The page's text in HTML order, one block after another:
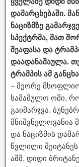
დამარცხებაში.
ნაციზმზე
სპექტრმა, მათ
შეაფასა და
დაადანაშაულა.
ტრამპის ამ
– მეორე
სამამულო ომი,
გაიმარჯვა.
მნიშვნელოვანია
და ნაციზმის
წვლილი შეიტანეს
აშშ, დიდი